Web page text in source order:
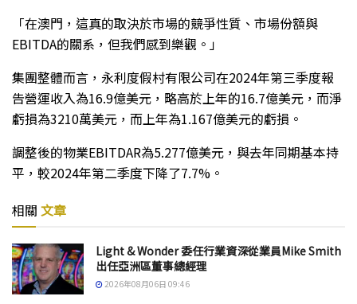
「在澳門，這真的取決於市場的競爭性質、市場份額與
EBITDA的關系，但我們感到樂觀。」
集團整體而言，永利度假村有限公司在2024年第三季度報
告營運收入為16.9億美元，略高於上年的16.7億美元，而淨
虧損為3210萬美元，而上年為1.167億美元的虧損。
調整後的物業EBITDAR為5.277億美元，與去年同期基本持
平，較2024年第二季度下降了7.7%。
相關 文章
Light & Wonder 委任行業資深從業員Mike Smith
出任亞洲區董事總經理
2026年08月06日 09:46